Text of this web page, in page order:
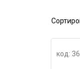
код: